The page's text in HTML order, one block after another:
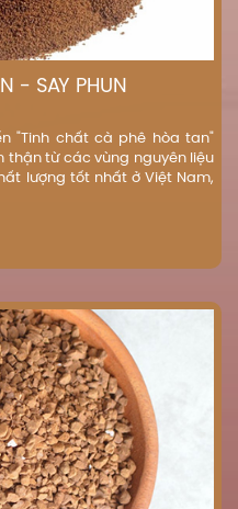
- SẤY PHUN
"Tinh chất cà phê hòa tan"
thận từ các vùng nguyên liệu
lượng tốt nhất ở Việt Nam,